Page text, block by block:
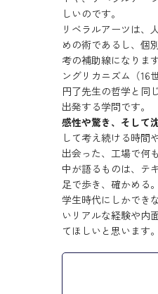
しいのです。
リベラルアーツは、
めの術であるし、個
考の補助線になりま
ングリカニズム（16
円了先生の哲学と同
出発する学問です。
感性や驚き、そして
して考え続ける時間
出会った、工場で何
中が語るものは、テ
足で歩き、確かめる
学生時代にしかでき
いリアルな経験や内
てほしいと思います。